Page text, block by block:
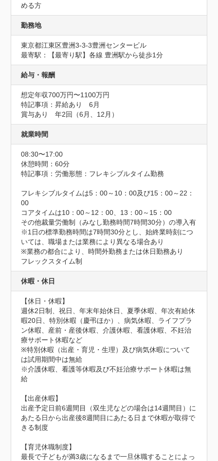
める方
勤務地
東京都江東区豊洲3-3-3豊洲センタービル
最寄駅：【最寄り駅】各線 豊洲駅から徒歩1分
給与・報酬
想定年収700万円〜1100万円
特記事項：昇給あり　6月
賞与あり　年2回（6月、12月）
就業時間
08:30〜17:00
休憩時間：60分
特記事項：労働形態：フレキシブルタイム勤務
フレキシブルタイムは5：00～10：00及び15：00～22：
00
コアタイムは10：00～12：00、13：00～15：00
その他裁量労働制（みなし勤務時間7時間30分）の導入有
※1日の標準勤務時間は7時間30分とし、始終業時刻につ
いては、職場または業務により異なる場合あり
※業務の都合により、時間外勤務または休日勤務あり
フレックスタイム制
休暇・休日
【休日・休暇】
週休2日制、祝日、年末年始休日、夏季休暇、年次有給休
暇20日、特別休暇（慶弔ほか）、病気休暇、ライフプラ
ン休暇、産前・産後休暇、介護休暇、看護休暇、不妊治
療サポート休暇など
※特別休暇（出産・育児・生理）及び病気休暇について
は試用期間中は無給
※介護休暇、看護等休暇及び不妊治療サポート休暇は無
給
【出産休暇】
出産予定日前6週間目（双生児などの場合は14週間目）に
あたる日から出産後8週間目にあたる日まで休暇が取得で
きる制度
【育児休職制度】
最長で子どもが満3歳になるまで一旦休職することによっ